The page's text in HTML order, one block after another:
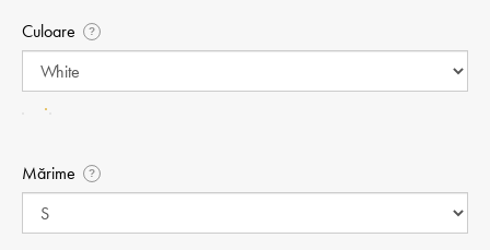
Culoare ?
Mărime ?